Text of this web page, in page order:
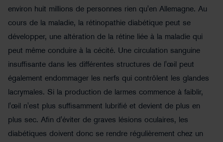
environ huit millions de personnes rien qu'en Allemagne. Au
cours de la maladie, la rétinopathie diabétique peut se
développer, une altération de la rétine liée à la maladie qui
peut même conduire à la cécité. Une circulation sanguine
insuffisante dans les différentes structures de l'œil peut
également endommager les nerfs qui contrôlent les glandes
lacrymales. Si la production de larmes commence à faiblir,
l'œil n'est plus suffisamment lubrifié et devient de plus en
plus sec. Afin d'éviter de graves lésions oculaires, les
diabétiques doivent donc se rendre régulièrement chez un